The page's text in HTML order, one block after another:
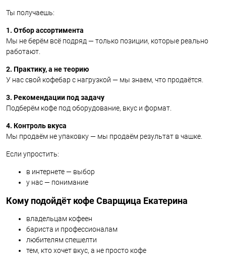
Ты получаешь:
1. Отбор ассортимента
Мы не берём всё подряд — только позиции, которые реально
работают.
2. Практику, а не теорию
У нас свой кофебар с нагрузкой — мы знаем, что продаётся.
3. Рекомендации под задачу
Подберём кофе под оборудование, вкус и формат.
4. Контроль вкуса
Мы продаём не упаковку — мы продаём результат в чашке.
Если упростить:
в интернете — выбор
у нас — понимание
Кому подойдёт кофе Сварщица Екатерина
владельцам кофеен
бариста и профессионалам
любителям спешелти
тем, кто хочет вкус, а не просто кофе